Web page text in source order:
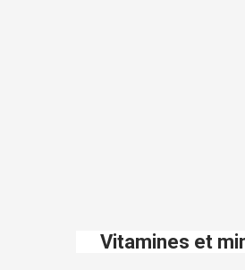
Vitamines et